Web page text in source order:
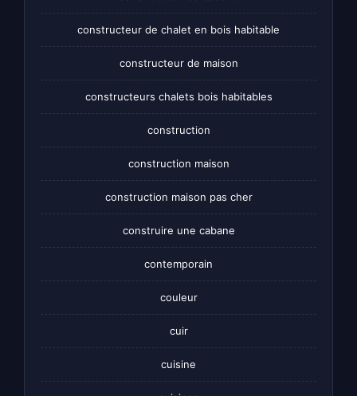
constructeur de chalet en bois habitable
constructeur de maison
constructeurs chalets bois habitables
construction
construction maison
construction maison pas cher
construire une cabane
contemporain
couleur
cuir
cuisine